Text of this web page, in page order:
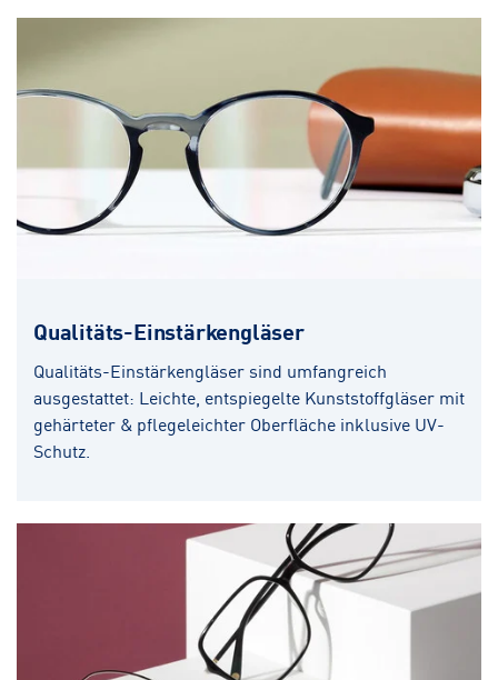
Qualitäts-Einstärkengläser
Qualitäts-Einstärkengläser sind umfangreich
ausgestattet: Leichte, entspiegelte Kunststoffgläser mit
gehärteter & pflegeleichter Oberfläche inklusive UV-
Schutz.